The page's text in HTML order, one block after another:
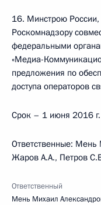
16. Минстрою
Роскомнадзору
федеральными
«Медиа-
предложения по
доступа операторов
Срок – 1 июня 2016 г.
Ответственные:
Жаров А.А., Петров
Ответственный
Мень Михаил